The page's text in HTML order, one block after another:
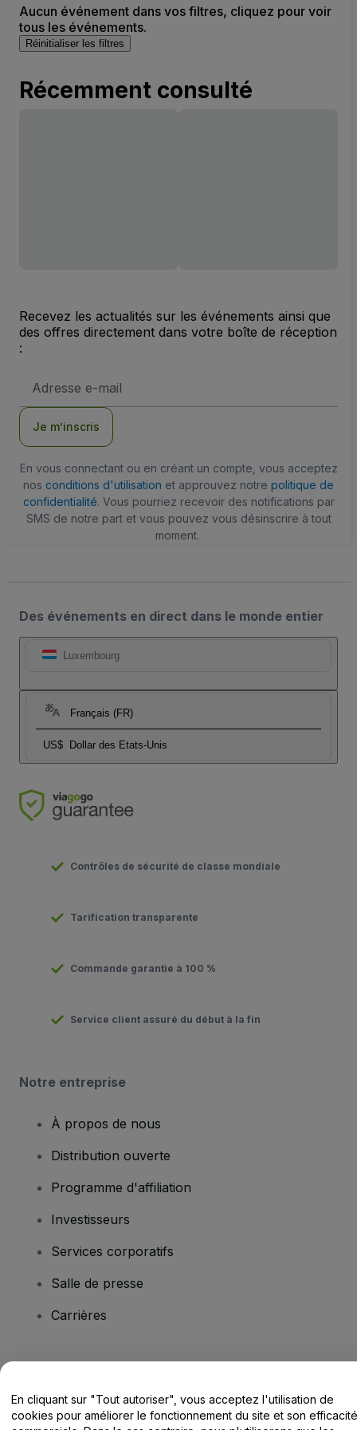
Aucun événement dans vos filtres, cliquez pour voir
tous les événements.
Réinitialiser les filtres
Récemment consulté
Recevez les actualités sur les événements ainsi que
des offres directement dans votre boîte de réception
:
e-
Je m’inscris
En vous connectant ou en créant un compte, vous acceptez
nos conditions d'utilisation et approuvez notre politique de
confidentialité. Vous pourriez recevoir des notifications par
SMS de notre part et vous pouvez vous désinscrire à tout
moment.
Des événements en direct dans le monde entier
Luxembourg
Français (FR)
US$ Dollar des Etats-Unis
Contrôles de sécurité de classe mondiale
Tarification transparente
Commande garantie à 100 %
Service client assuré du début à la fin
Notre entreprise
À propos de nous
Distribution ouverte
Programme d'affiliation
Investisseurs
Services corporatifs
Salle de presse
Carrières
Centre d'assistance / Nous contacter
En cliquant sur "Tout autoriser", vous acceptez l'utilisation de
cookies pour améliorer le fonctionnement du site et son efficacité